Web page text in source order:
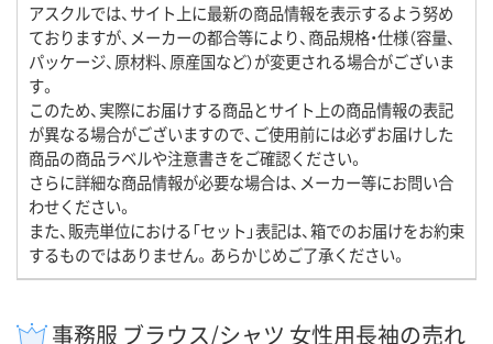
アスクルでは、サイト上に最新の商品情報を表示するよう努め
ておりますが、メーカーの都合等により、商品規格・仕様（容量、
パッケージ、原材料、原産国など）が変更される場合がございま
す。
このため、実際にお届けする商品とサイト上の商品情報の表記
が異なる場合がございますので、ご使用前には必ずお届けした
商品の商品ラベルや注意書きをご確認ください。
さらに詳細な商品情報が必要な場合は、メーカー等にお問い合
わせください。
また、販売単位における「セット」表記は、箱でのお届けをお約束
するものではありません。あらかじめご了承ください。
事務服 ブラウス/シャツ 女性用長袖の売れ